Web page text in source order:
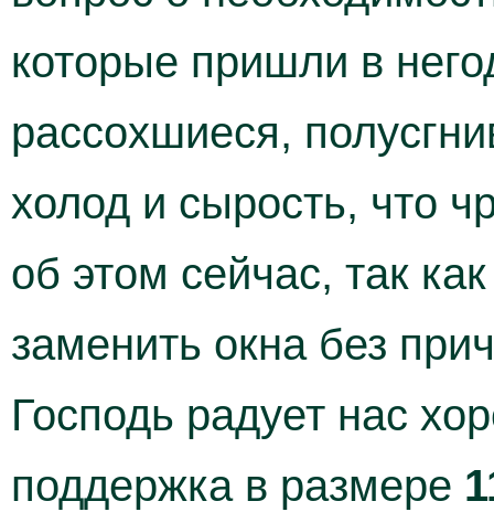
которые пришли в
рассохшиеся,
холод и сырость, что
об этом сейчас, так
заменить окна без
Господь радует нас
поддержка в размере